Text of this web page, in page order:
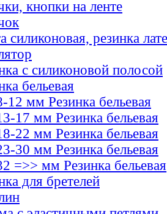
кнопки на ленте
силиконовая, резинка
с силиконовой полосой
бельевая
12 мм Резинка бельевая
17 мм Резинка бельевая
22 мм Резинка бельевая
30 мм Резинка бельевая
=>> мм Резинка бельевая
для бретелей